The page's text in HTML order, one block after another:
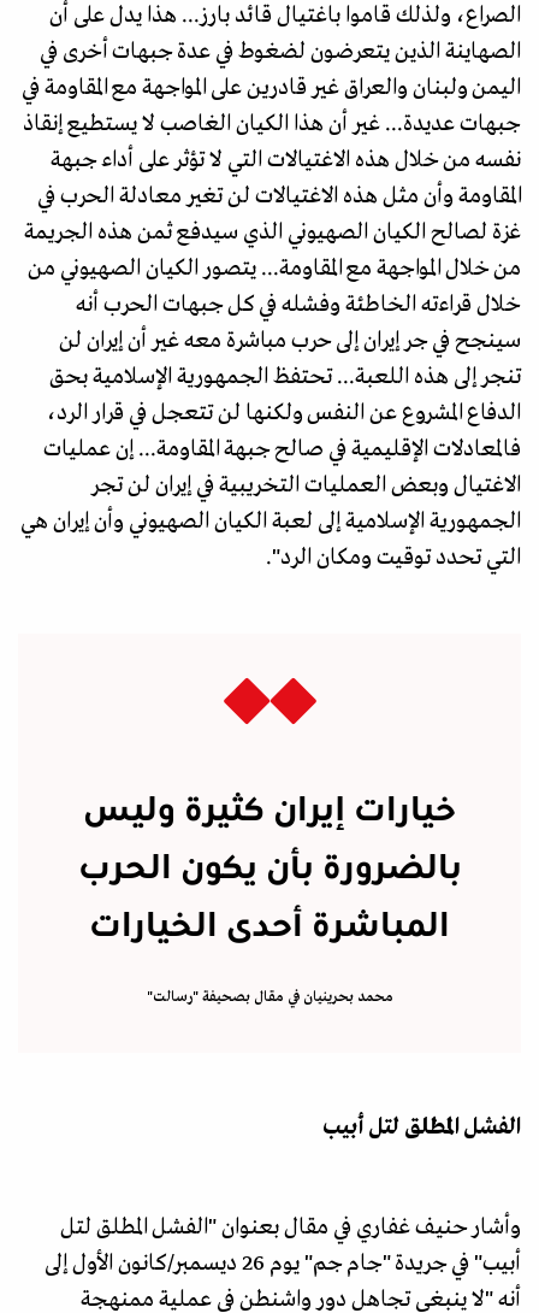
الصراع، ولذلك قاموا باغتيال قائد بارز... هذا يدل على أن
الصهاينة الذين يتعرضون لضغوط في عدة جبهات أخرى في
اليمن ولبنان والعراق غير قادرين على المواجهة مع المقاومة في
جبهات عديدة... غير أن هذا الكيان الغاصب لا يستطيع إنقاذ
نفسه من خلال هذه الاغتيالات التي لا تؤثر على أداء جبهة
المقاومة وأن مثل هذه الاغتيالات لن تغير معادلة الحرب في
غزة لصالح الكيان الصهيوني الذي سيدفع ثمن هذه الجريمة
من خلال المواجهة مع المقاومة... يتصور الكيان الصهيوني من
خلال قراءته الخاطئة وفشله في كل جبهات الحرب أنه
سينجح في جر إيران إلى حرب مباشرة معه غير أن إيران لن
تنجر إلى هذه اللعبة... تحتفظ الجمهورية الإسلامية بحق
الدفاع المشروع عن النفس ولكنها لن تتعجل في قرار الرد،
فالمعادلات الإقليمية في صالح جبهة المقاومة... إن عمليات
الاغتيال وبعض العمليات التخريبية في إيران لن تجر
الجمهورية الإسلامية إلى لعبة الكيان الصهيوني وأن إيران هي
التي تحدد توقيت ومكان الرد".
خيارات إيران كثيرة وليس
بالضرورة بأن يكون الحرب
المباشرة أحدى الخيارات
محمد بحرينيان في مقال بصحيفة "رسالت"
الفشل المطلق لتل أبيب
وأشار حنيف غفاري في مقال بعنوان "الفشل المطلق لتل
أبيب" في جريدة "جام جم" يوم 26 ديسمبر/كانون الأول إلى
أنه "لا ينبغي تجاهل دور واشنطن في عملية ممنهجة